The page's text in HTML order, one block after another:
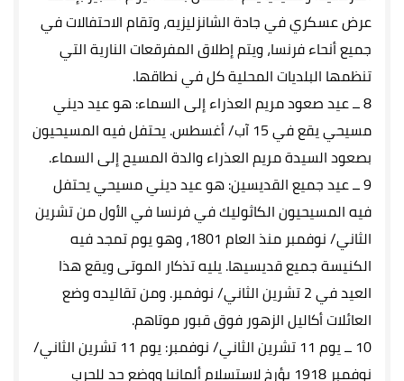
عرض عسكري في جادة الشانزليزيه، وتقام الاحتفالات في
جميع أنحاء فرنسا، ويتم إطلاق المفرقعات النارية التي
تنظمها البلديات المحلية كل في نطاقها.
8 ــ عيد صعود مريم العذراء إلى السماء: هو عيد ديني
مسيحي يقع في 15 آب/ أغسطس. يحتفل فيه المسيحيون
بصعود السيدة مريم العذراء والدة المسيح إلى السماء.
9 ــ عيد جميع القديسين: هو عيد ديني مسيحي يحتفل
فيه المسيحيون الكاثوليك في فرنسا في الأول من تشرين
الثاني/ نوفمبر منذ العام 1801، وهو يوم تمجد فيه
الكنيسة جميع قديسيها. يليه تذكار الموتى ويقع هذا
العيد في 2 تشرين الثاني/ نوفمبر. ومن تقاليده وضع
العائلات أكاليل الزهور فوق قبور موتاهم.
10 ــ يوم 11 تشرين الثاني/ نوفمبر: يوم 11 تشرين الثاني/
نوفمبر 1918 يؤرخ لاستسلام ألمانيا ووضع حد للحرب